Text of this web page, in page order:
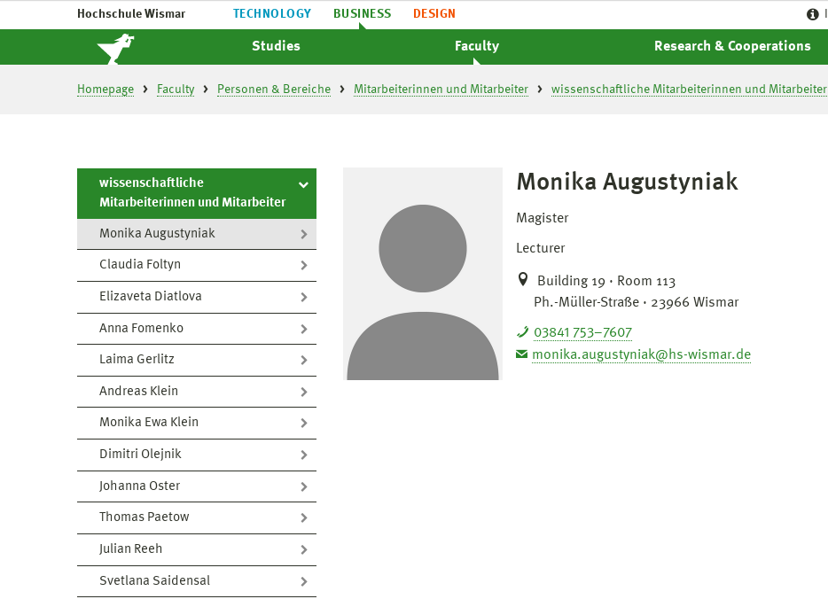
Hochschule Wismar TECHNOLOGY BUSINESS DESIGN
Studies Faculty Research & Cooperations
Homepage Faculty Personen & Bereiche Mitarbeiterinnen und Mitarbeiter wissenschaftliche Mitarbeiterinnen und Mitarbeiter
wissenschaftliche
Mitarbeiterinnen und Mitarbeiter
Monika Augustyniak
Claudia Foltyn
Elizaveta Diatlova
Anna Fomenko
Laima Gerlitz
Andreas Klein
Monika Ewa Klein
Dimitri Olejnik
Johanna Oster
Thomas Paetow
Julian Reeh
Svetlana Saidensal
Monika Augustyniak
Magister
Lecturer
Building 19 · Room 113
Ph.-Müller-Straße · 23966 Wismar
03841 753–7607
monika.augustyniak@hs-wismar.de